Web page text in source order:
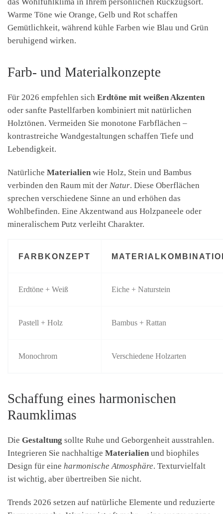
Warme Töne wie Orange, Gelb und Rot schaffen
Gemütlichkeit, während kühle Farben wie Blau und Grün
beruhigend wirken.
Farb- und Materialkonzepte
Für 2026 empfehlen sich Erdtöne mit weißen Akzenten
oder sanfte Pastellfarben kombiniert mit natürlichen
Holztönen. Vermeiden Sie monotone Farbflächen –
kontrastreiche Wandgestaltungen schaffen Tiefe und
Lebendigkeit.
Natürliche Materialien wie Holz, Stein und Bambus
verbinden den Raum mit der Natur. Diese Oberflächen
sprechen verschiedene Sinne an und erhöhen das
Wohlbefinden. Eine Akzentwand aus Holzpaneele oder
mineralischem Putz verleiht Charakter.
FARBKONZEPT
Erdtöne + Weiß Eiche + Naturstein
Pastell + Holz Bambus + Rattan
Monochrom Verschiedene Holzarten
Schaffung eines harmonischen
Raumklimas
Die Gestaltung sollte Ruhe und Geborgenheit ausstrahlen.
Integrieren Sie nachhaltige Materialien und biophiles
Design für eine harmonische Atmosphäre. Texturvielfalt
ist wichtig, aber übertreiben Sie nicht.
Trends 2026 setzen auf natürliche Elemente und reduzierte